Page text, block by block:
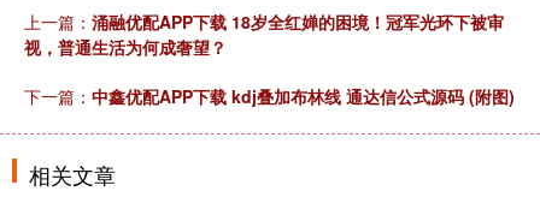
上一篇： 涌融优配APP下载 18岁全红婵的困境！冠军光环下被审
视，普通生活为何成奢望？
下一篇： 中鑫优配APP下载 kdj叠加布林线 通达信公式源码 (附图)
相关文章